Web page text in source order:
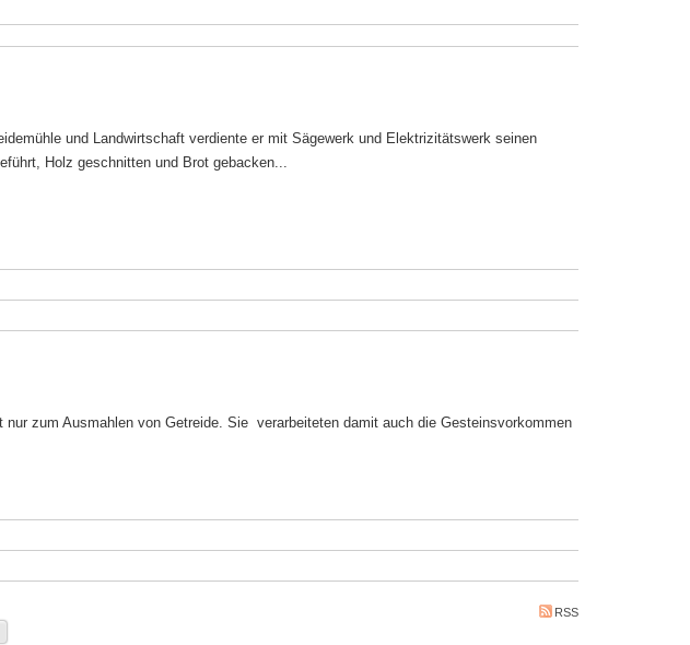
und Landwirtschaft verdiente er mit Sägewerk und Elektrizitätswerk seinen
Holz geschnitten und Brot gebacken...
zum Ausmahlen von Getreide. Sie verarbeiteten damit auch die Gesteinsvorkommen
RSS